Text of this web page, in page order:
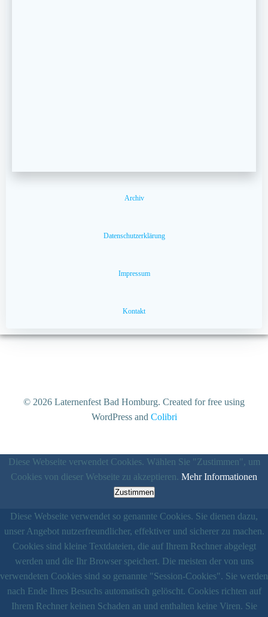
Archiv
Datenschutzerklärung
Impressum
Kontakt
© 2026 Laternenfest Bad Homburg. Created for free using
WordPress and Colibri
Diese Webseite verwendet Cookies. Wählen Sie "Zustimmen", um
Cookies von dieser Webseite zu akzeptieren. Mehr Informationen
Zustimmen
Diese Webseite verwendet so genannte Cookies. Sie dienen dazu,
unser Angebot nutzerfreundlicher, effektiver und sicherer zu machen.
Cookies sind kleine Textdateien, die auf Ihrem Rechner abgelegt
werden und die Ihr Browser speichert. Die meisten der von uns
verwendeten Cookies sind so genannte "Session-Cookies". Sie werden
nach Ende Ihres Besuchs automatisch gelöscht. Cookies richten auf
Ihrem Rechner keinen Schaden an und enthalten keine Viren. Sie